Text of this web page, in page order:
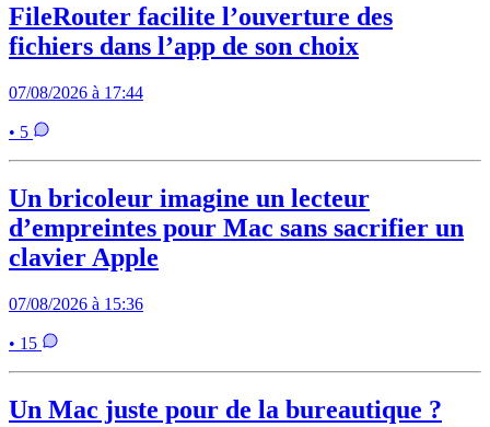
FileRouter facilite l’ouverture des
fichiers dans l’app de son choix
07/08/2026 à 17:44
• 5
Un bricoleur imagine un lecteur
d’empreintes pour Mac sans sacrifier un
clavier Apple
07/08/2026 à 15:36
• 15
Un Mac juste pour de la bureautique ?